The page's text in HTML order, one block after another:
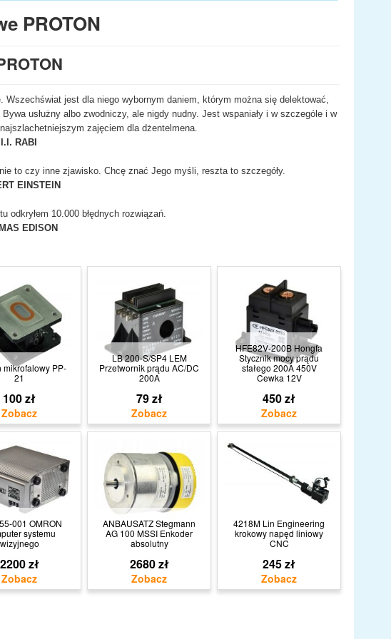
PROTON
jest dla niego wybornym daniem, którym można się delektować,
usłużny albo zwodniczy, ale nigdy nudny. Jest wspaniały i w szczególe i w
zajęciem dla dżentelmena.
I.I. RABI
to czy inne zjawisko. Chcę znać Jego myśli, reszta to szczegóły.
EINSTEIN
odkryłem 10.000 błędnych rozwiązań.
EDISON
mikrofalowy PP-
21
100 zł
LB 200-S/SP4 LEM
Przetwornik prądu AC/DC
200A
79 zł
HFE82V-200B Hongfa
Stycznik mocy prądu
stałego 200A 450V
Cewka 12V
450 zł
001 OMRON
systemu
wizyjnego
2200 zł
ANBAUSATZ Stegmann
AG 100 MSSI Enkoder
absolutny
2680 zł
4218M Lin Engineering
krokowy napęd liniowy
CNC
245 zł